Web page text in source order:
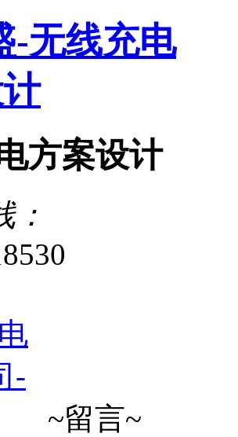
方案设计
：
~留言~